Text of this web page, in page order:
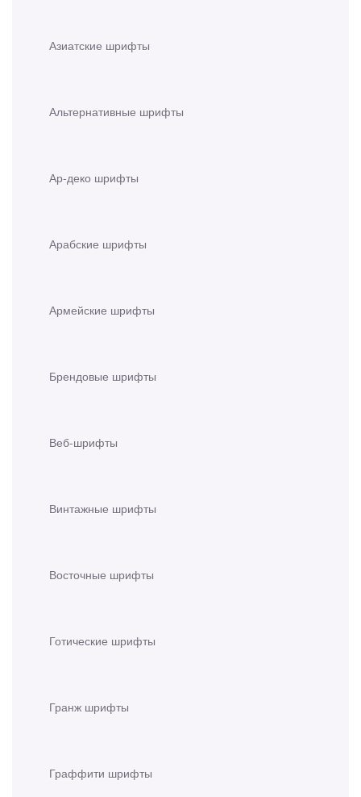
Азиатские шрифты
Альтернативные шрифты
Ар-деко шрифты
Арабские шрифты
Армейские шрифты
Брендовые шрифты
Веб-шрифты
Винтажные шрифты
Восточные шрифты
Готические шрифты
Гранж шрифты
Граффити шрифты